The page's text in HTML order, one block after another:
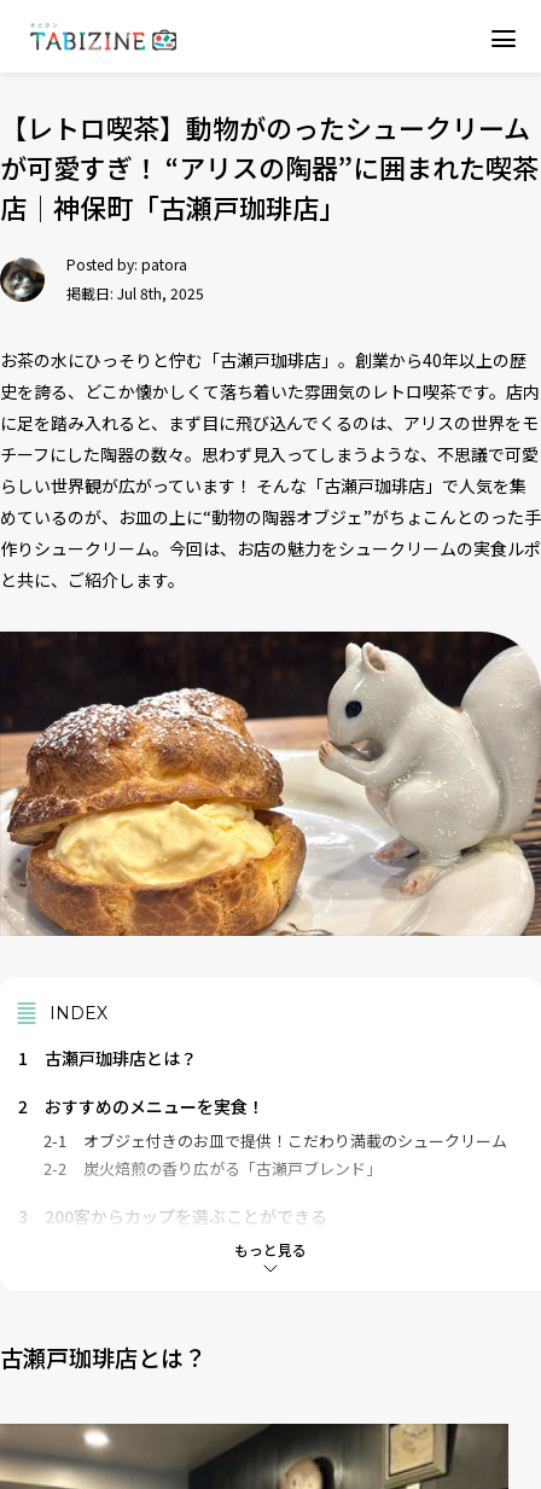
【レトロ喫茶】動物がのったシュークリーム
が可愛すぎ！ “アリスの陶器”に囲まれた喫茶
店│神保町「古瀬戸珈琲店」
Posted by: patora
掲載日: Jul 8th, 2025
お茶の水にひっそりと佇む「古瀬戸珈琲店」。創業から40年以上の歴
史を誇る、どこか懐かしくて落ち着いた雰囲気のレトロ喫茶です。店内
に足を踏み入れると、まず目に飛び込んでくるのは、アリスの世界をモ
チーフにした陶器の数々。思わず見入ってしまうような、不思議で可愛
らしい世界観が広がっています！ そんな「古瀬戸珈琲店」で人気を集
めているのが、お皿の上に“動物の陶器オブジェ”がちょこんとのった手
作りシュークリーム。今回は、お店の魅力をシュークリームの実食ルポ
と共に、ご紹介します。
もっと見る
INDEX
1
古瀬戸珈琲店とは？
2
おすすめのメニューを実食！
2-1
オブジェ付きのお皿で提供！こだわり満載のシュークリーム
2-2
炭火焙煎の香り広がる「古瀬戸ブレンド」
3
200客からカップを選ぶことができる
“不思議の国のアリス”がモチーフのオブジェが！
古瀬戸珈琲店とは？